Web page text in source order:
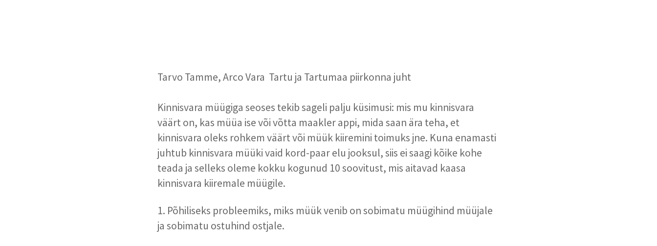
Tarvo Tamme, Arco Vara Tartu ja Tartumaa piirkonna juht
Kinnisvara müügiga seoses tekib sageli palju küsimusi: mis mu kinnisvara
väärt on, kas müüa ise või võtta maakler appi, mida saan ära teha, et
kinnisvara oleks rohkem väärt või müük kiiremini toimuks jne. Kuna enamasti
juhtub kinnisvara müüki vaid kord-paar elu jooksul, siis ei saagi kõike kohe
teada ja selleks oleme kokku kogunud 10 soovitust, mis aitavad kaasa
kinnisvara kiiremale müügile.
1. Põhiliseks probleemiks, miks müük venib on sobimatu müügihind müüjale
ja sobimatu ostuhind ostjale.